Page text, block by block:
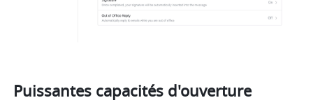
Puissantes capacités d'ouverture